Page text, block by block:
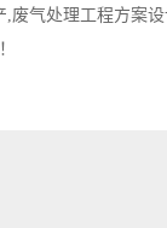
废气处理工程方案